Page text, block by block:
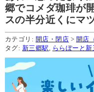
郷でコメダ珈琲が
スの半分近くにマ
カテゴリ: 開店・閉店 > 開店
タグ: 新三郷駅, ららぽーと新